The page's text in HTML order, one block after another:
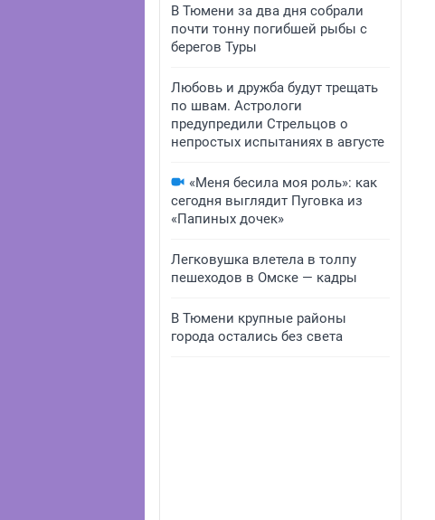
В Тюмени за два дня собрали
почти тонну погибшей рыбы с
берегов Туры
Любовь и дружба будут трещать
по швам. Астрологи
предупредили Стрельцов о
непростых испытаниях в августе
«Меня бесила моя роль»: как
сегодня выглядит Пуговка из
«Папиных дочек»
Легковушка влетела в толпу
пешеходов в Омске — кадры
В Тюмени крупные районы
города остались без света